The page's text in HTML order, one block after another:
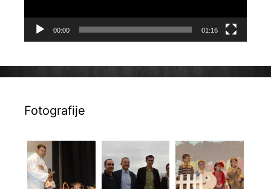
00:00 01:16
Fotografije